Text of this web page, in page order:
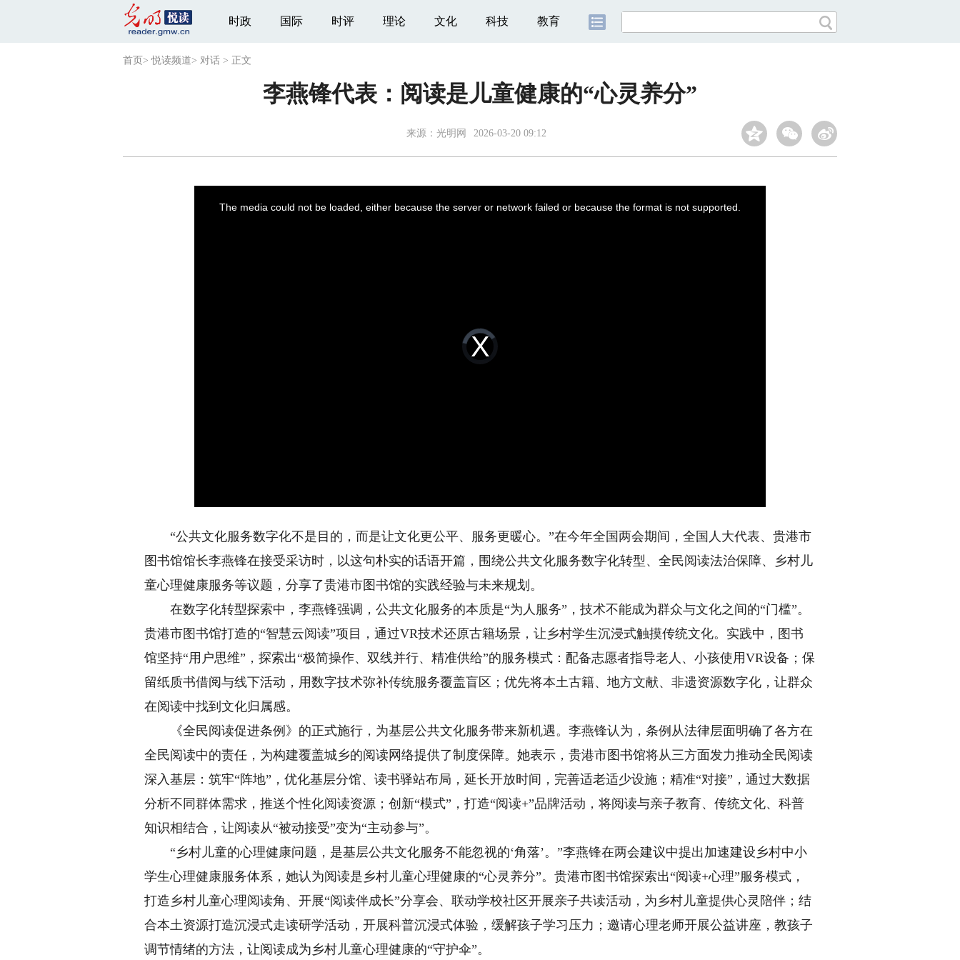
时政 国际 时评 理论 文化 科技 教育
首页 >悦读频道> 对话 > 正文
李燕锋代表：阅读是儿童健康的“心灵养分”
来源： 光明网 2026-03-20 09:12
Video
Player
loading.
The media could not be loaded, either because the server or network failed or because the format is not supported.
“公共文化服务数字化不是目的，而是让文化更公平、服务更暖心。”在今年全国两会期间，全国人大代表、贵港市
图书馆馆长李燕锋在接受采访时，以这句朴实的话语开篇，围绕公共文化服务数字化转型、全民阅读法治保障、乡村儿
童心理健康服务等议题，分享了贵港市图书馆的实践经验与未来规划。
在数字化转型探索中，李燕锋强调，公共文化服务的本质是“为人服务”，技术不能成为群众与文化之间的“门槛”。
贵港市图书馆打造的“智慧云阅读”项目，通过VR技术还原古籍场景，让乡村学生沉浸式触摸传统文化。实践中，图书
馆坚持“用户思维”，探索出“极简操作、双线并行、精准供给”的服务模式：配备志愿者指导老人、小孩使用VR设备；保
留纸质书借阅与线下活动，用数字技术弥补传统服务覆盖盲区；优先将本土古籍、地方文献、非遗资源数字化，让群众
在阅读中找到文化归属感。
《全民阅读促进条例》的正式施行，为基层公共文化服务带来新机遇。李燕锋认为，条例从法律层面明确了各方在
全民阅读中的责任，为构建覆盖城乡的阅读网络提供了制度保障。她表示，贵港市图书馆将从三方面发力推动全民阅读
深入基层：筑牢“阵地”，优化基层分馆、读书驿站布局，延长开放时间，完善适老适少设施；精准“对接”，通过大数据
分析不同群体需求，推送个性化阅读资源；创新“模式”，打造“阅读+”品牌活动，将阅读与亲子教育、传统文化、科普
知识相结合，让阅读从“被动接受”变为“主动参与”。
“乡村儿童的心理健康问题，是基层公共文化服务不能忽视的‘角落’。”李燕锋在两会建议中提出加速建设乡村中小
学生心理健康服务体系，她认为阅读是乡村儿童心理健康的“心灵养分”。贵港市图书馆探索出“阅读+心理”服务模式，
打造乡村儿童心理阅读角、开展“阅读伴成长”分享会、联动学校社区开展亲子共读活动，为乡村儿童提供心灵陪伴；结
合本土资源打造沉浸式走读研学活动，开展科普沉浸式体验，缓解孩子学习压力；邀请心理老师开展公益讲座，教孩子
调节情绪的方法，让阅读成为乡村儿童心理健康的“守护伞”。